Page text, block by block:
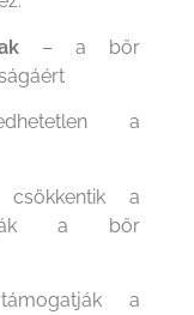
– a bőr
a
a
a bőr
a